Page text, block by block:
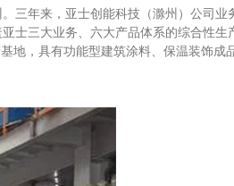
三年来，亚士创能科技（滁州）公司业
士三大业务、六大产品体系的综合性生
地，具有功能型建筑涂料、保温装饰成